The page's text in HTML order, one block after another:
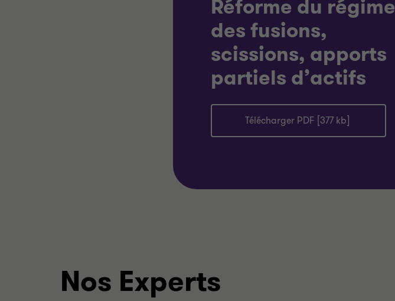
Réforme du régime
des fusions,
scissions, apports
partiels d’actifs
Télécharger PDF [377 kb]
Nos Experts